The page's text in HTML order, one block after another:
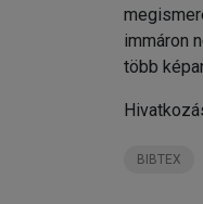
immáron
több
BIBTEX